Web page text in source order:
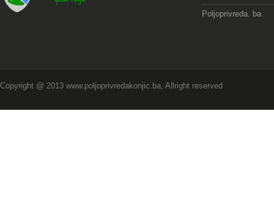
Poljoprivreda. ba
Copyright @ 2013 www.poljoprivredakonjic.ba, Allright reserved